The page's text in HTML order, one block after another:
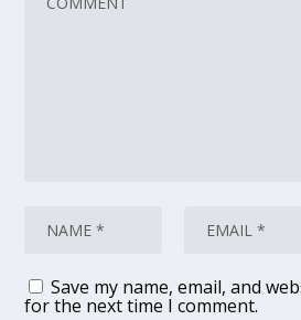
Save my name, email, and
for the next time I comment.